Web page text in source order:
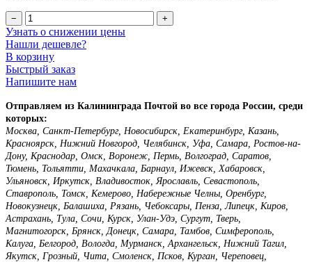
− +
Узнать о снижении цены
Нашли дешевле?
В корзину
Быстрый заказ
Напишите нам
Отправляем из Калининграда Почтой во все города России, среди
которых:
Москва, Санкт-Петербург, Новосибирск, Екатеринбург, Казань,
Красноярск, Нижний Новгород, Челябинск, Уфа, Самара, Ростов-на-
Дону, Краснодар, Омск, Воронеж, Пермь, Волгоград, Саратов,
Тюмень, Тольятти, Махачкала, Барнаул, Ижевск, Хабаровск,
Ульяновск, Иркутск, Владивосток, Ярославль, Севастополь,
Ставрополь, Томск, Кемерово, Набережные Челны, Оренбург,
Новокузнецк, Балашиха, Рязань, Чебоксары, Пенза, Липецк, Киров,
Астрахань, Тула, Сочи, Курск, Улан-Удэ, Сургут, Тверь,
Магнитогорск, Брянск, Донецк, Самара, Тамбов, Симферополь,
Калуга, Белгород, Вологда, Мурманск, Архангельск, Нижний Тагил,
Якутск, Грозный, Чита, Смоленск, Псков, Курган, Череповец,